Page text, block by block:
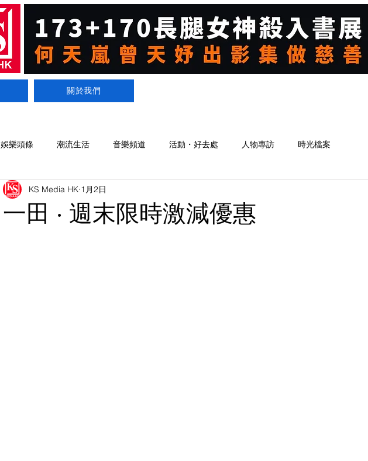
關於我們
娛樂頭條 潮流生活 音樂頻道 活動・好去處 人物專訪 時光檔案
一田 · 週末限時激減優惠
KS Media HK 1月2日